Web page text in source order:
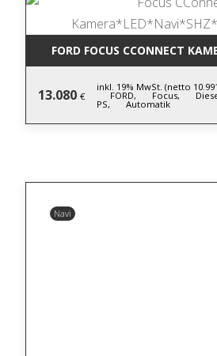
FORD FOCUS CCONNECT
13.080 €
inkl. 19% MwSt. (netto
FORD, Focus,
PS, Automatik
Navi